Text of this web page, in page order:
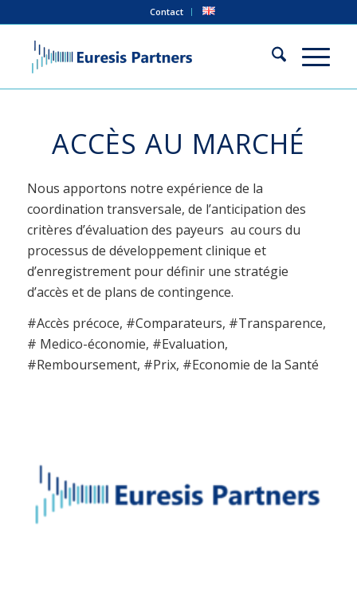
Contact
ACCÈS AU MARCHÉ
Nous apportons notre expérience de la
coordination transversale, de l’anticipation des
critères d’évaluation des payeurs au cours du
processus de développement clinique et
d’enregistrement pour définir une stratégie
d’accès et de plans de contingence.
#Accès précoce, #Comparateurs, #Transparence,
# Medico-économie, #Evaluation,
#Remboursement, #Prix, #Economie de la Santé